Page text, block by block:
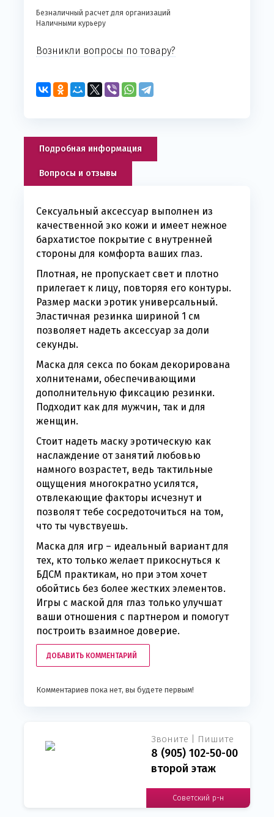
Безналичный расчет для организаций
Наличными курьеру
Возникли вопросы по товару?
Подробная информация
Вопросы и отзывы
Сексуальный аксессуар выполнен из
качественной эко кожи и имеет нежное
бархатистое покрытие с внутренней
стороны для комфорта ваших глаз.
Плотная, не пропускает свет и плотно
прилегает к лицу, повторяя его контуры.
Размер маски эротик универсальный.
Эластичная резинка шириной 1 см
позволяет надеть аксессуар за доли
секунды.
Маска для секса по бокам декорирована
холнитенами, обеспечивающими
дополнительную фиксацию резинки.
Подходит как для мужчин, так и для
женщин.
Стоит надеть маску эротическую как
наслаждение от занятий любовью
намного возрастет, ведь тактильные
ощущения многократно усилятся,
отвлекающие факторы исчезнут и
позволят тебе сосредоточиться на том,
что ты чувствуешь.
Маска для игр – идеальный вариант для
тех, кто только желает прикоснуться к
БДСМ практикам, но при этом хочет
обойтись без более жестких элементов.
Игры с маской для глаз только улучшат
ваши отношения с партнером и помогут
построить взаимное доверие.
ДОБАВИТЬ КОММЕНТАРИЙ
Комментариев пока нет, вы будете первым!
Звоните | Пишите
8 (905) 102-50-00
второй этаж
Советский р-н